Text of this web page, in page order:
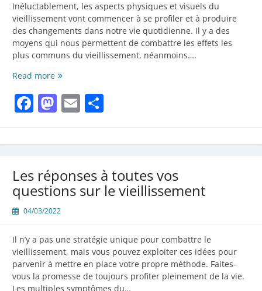
Inéluctablement, les aspects physiques et visuels du
vieillissement vont commencer à se profiler et à produire
des changements dans notre vie quotidienne. Il y a des
moyens qui nous permettent de combattre les effets les
plus communs du vieillissement, néanmoins….
Read moreLes
du
vieillissement
Facebook
Mastodon
Email
Les réponses à toutes vos
questions sur le vieillissement
04/03/2022
Il n’y a pas une stratégie unique pour combattre le
vieillissement, mais vous pouvez exploiter ces idées pour
parvenir à mettre en place votre propre méthode. Faites-
vous la promesse de toujours profiter pleinement de la vie.
Les multiples symptômes du…